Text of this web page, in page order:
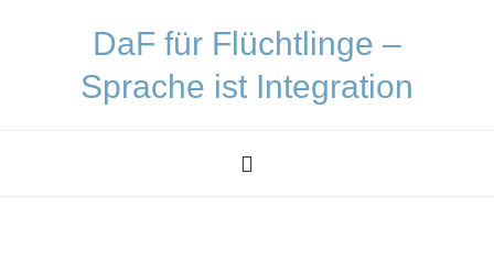
DaF für Flüchtlinge –
Sprache ist Integration